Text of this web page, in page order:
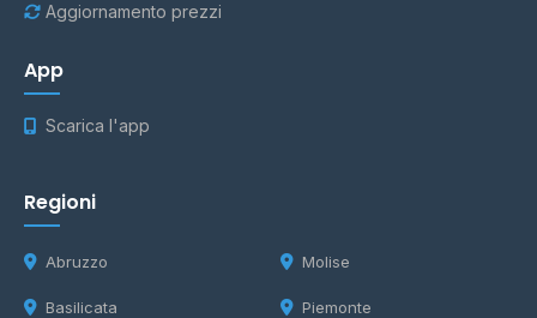
Aggiornamento prezzi
App
Scarica l'app
Regioni
Abruzzo
Basilicata
Molise
Piemonte